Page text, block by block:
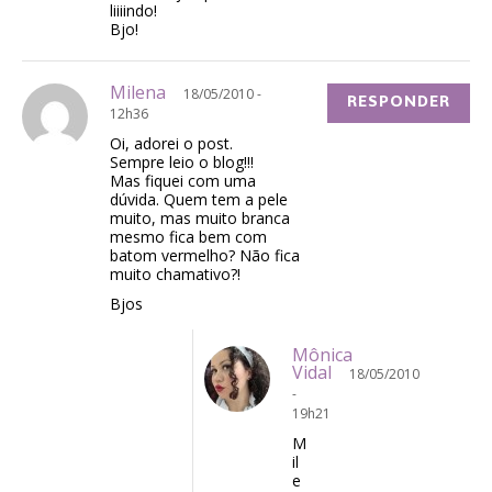
liiiindo!
Bjo!
Milena
18/05/2010 -
12h36
Oi, adorei o post.
Sempre leio o blog!!!
Mas fiquei com uma
dúvida. Quem tem a pele
muito, mas muito branca
mesmo fica bem com
batom vermelho? Não fica
muito chamativo?!
Bjos
RESPONDER
Mônica
Vidal
18/05/2010
-
19h21
M
il
e